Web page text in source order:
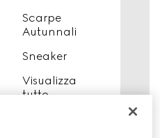
Scarpe
Autunnali
Sneaker
Visualizza
tutto